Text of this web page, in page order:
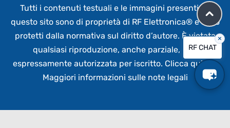
Tutti i contenuti testuali e le immagini presenti su
questo sito sono di proprietà di RF Elettronica® e sono
protetti dalla normativa sul diritto d’autore. È vietata
qualsiasi riproduzione, anche parziale,
non
espressamente autorizzata per iscritto. Clicca qui per
Maggiori informazioni sulle note legali
RF CHAT
×